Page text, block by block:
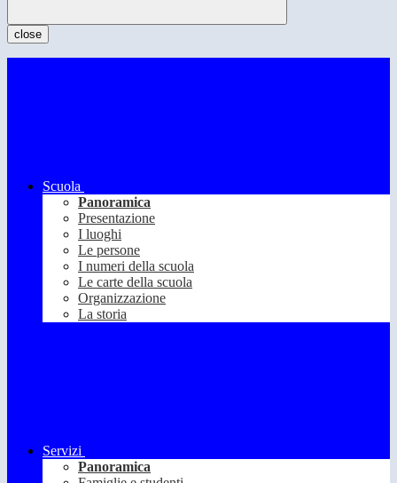
close
Scuola
Panoramica
Presentazione
I luoghi
Le persone
I numeri della scuola
Le carte della scuola
Organizzazione
La storia
Servizi
Panoramica